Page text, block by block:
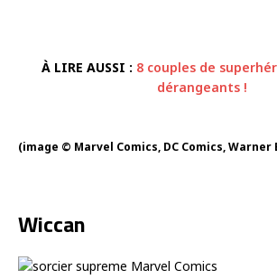
À LIRE AUSSI : 8 couples de
dérangeants !
(image © Marvel Comics, DC Comics, Warner
Wiccan